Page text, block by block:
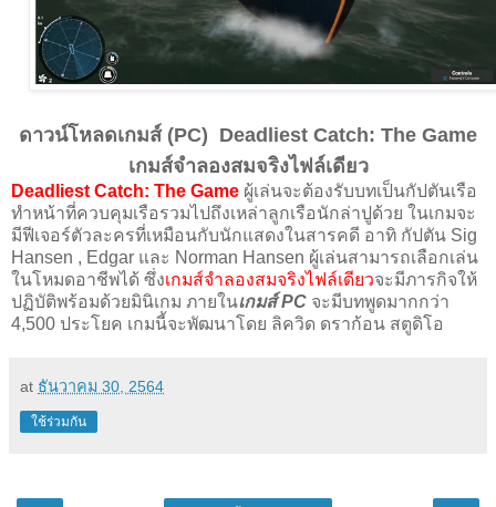
ดาวน์โหลดเกมส์ (PC) Deadliest Catch: The Game
เกมส์จำลองสมจริงไฟล์เดียว
Deadliest Catch: The Game ผู้เล่นจะต้องรับบทเป็นกัปตันเรือ
ทำหน้าที่ควบคุมเรือรวมไปถึงเหล่าลูกเรือนักล่าปูด้วย ในเกมจะ
มีฟีเจอร์ตัวละครที่เหมือนกับนักแสดงในสารคดี อาทิ กัปตัน Sig
Hansen , Edgar และ Norman Hansen ผู้เล่นสามารถเลือกเล่น
ในโหมดอาชีพได้ ซึ่งเกมส์จำลองสมจริงไฟล์เดียวจะมีภารกิจให้
ปฏิบัติพร้อมด้วยมินิเกม ภายในเกมส์ PC จะมีบทพูดมากกว่า
4,500 ประโยค เกมนี้จะพัฒนาโดย ลิควิด ดราก้อน สตูดิโอ
at ธันวาคม 30, 2564
ใช้ร่วมกัน